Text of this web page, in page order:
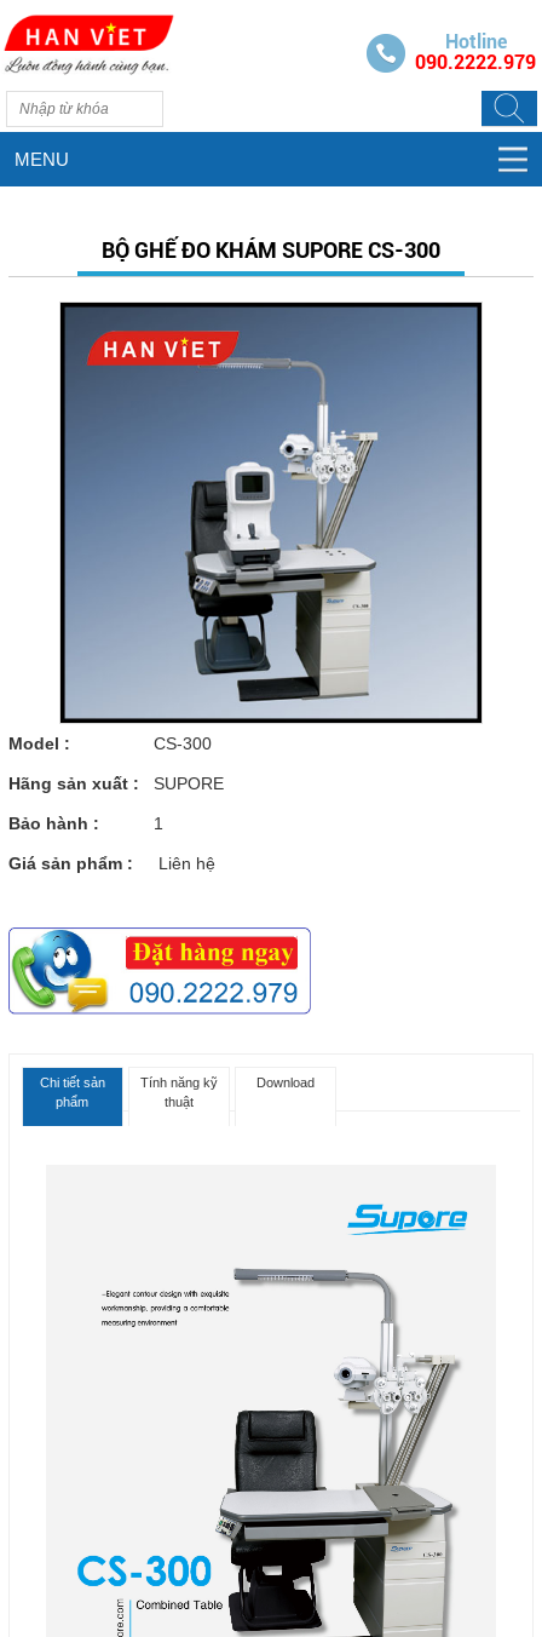
Hotline
090.2222.979
MENU
BỘ GHẾ ĐO KHÁM SUPORE CS-300
Model : CS-300
Hãng sản xuất : SUPORE
Bảo hành : 1
Giá sản phẩm : Liên hệ
Chi tiết sản
phẩm
Tính năng kỹ
thuật
Download